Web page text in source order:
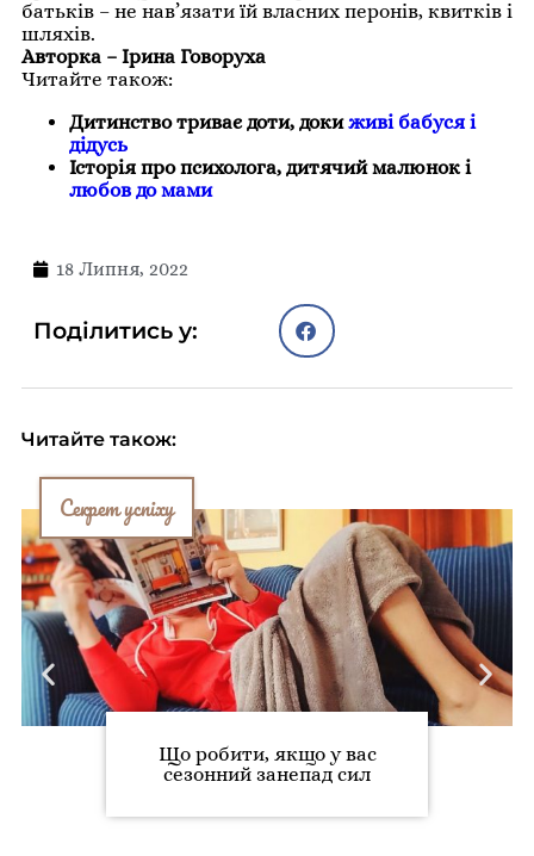
батьків – не нав’язати їй власних перонів, квитків і
шляхів.
Авторка – Ірина Говоруха
Читайте також:
Дитинство триває доти, докиживі бабуся і
дідусь
Історія про психолога, дитячий малюнок і
любов до мами
18 Липня, 2022
Поділитись у:
Читайте також:
Секрет успіху
Що робити, якщо у вас
сезонний занепад сил